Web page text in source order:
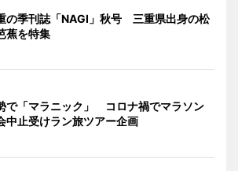
の季刊誌「NAGI」秋号 三重県出身の松
蕉を特集
で「マラニック」 コロナ禍でマラソン
中止受けラン旅ツアー企画